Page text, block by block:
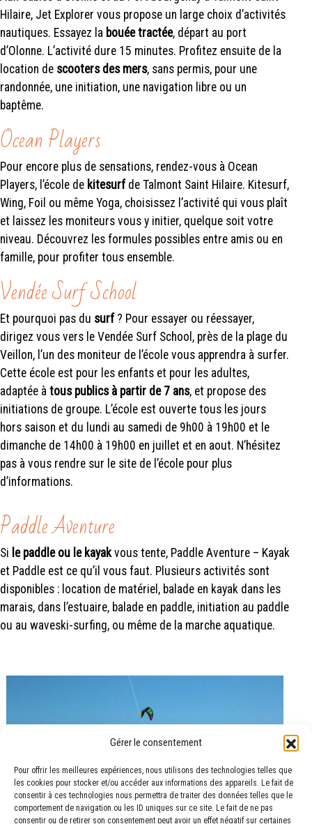
Gérer le consentement
Pour offrir les meilleures expériences, nous utilisons des technologies telles que
les cookies pour stocker et/ou accéder aux informations des appareils. Le fait de
consentir à ces technologies nous permettra de traiter des données telles que le
comportement de navigation ou les ID uniques sur ce site. Le fait de ne pas
consentir ou de retirer son consentement peut avoir un effet négatif sur certaines
Hilaire, Jet Explorer vous propose un large choix d’activités
nautiques. Essayez la bouée tractée, départ au port
d’Olonne. L’activité dure 15 minutes. Profitez ensuite de la
location de scooters des mers, sans permis, pour une
randonnée, une initiation, une navigation libre ou un
baptême.
Ocean Players
Pour encore plus de sensations, rendez-vous à Ocean
Players, l’école de kitesurfde Talmont Saint Hilaire. Kitesurf,
Wing, Foil ou même Yoga, choisissez l’activité qui vous plaît
et laissez les moniteurs vous y initier, quelque soit votre
niveau. Découvrez les formules possibles entre amis ou en
famille, pour profiter tous ensemble.
Vendée Surf School
Et pourquoi pas du surf? Pour essayer ou réessayer,
dirigez vous vers le Vendée Surf School, près de la plage du
Veillon, l’un des moniteur de l’école vous apprendra à surfer.
Cette école est pour les enfants et pour les adultes,
adaptée à tous publics à partir de 7 ans, et propose des
initiations de groupe. L’école est ouverte tous les jours
hors saison et du lundi au samedi de 9h00 à 19h00 et le
dimanche de 14h00 à 19h00 en juillet et en aout. N’hésitez
pas à vous rendre sur le site de l’école pour plus
d’informations.
Paddle Aventure
Si le paddle ou le kayakvous tente, Paddle Aventure – Kayak
et Paddle est ce qu’il vous faut. Plusieurs activités sont
disponibles : location de matériel, balade en kayak dans les
marais, dans l’estuaire, balade en paddle, initiation au paddle
ou au waveski-surfing, ou même de la marche aquatique.